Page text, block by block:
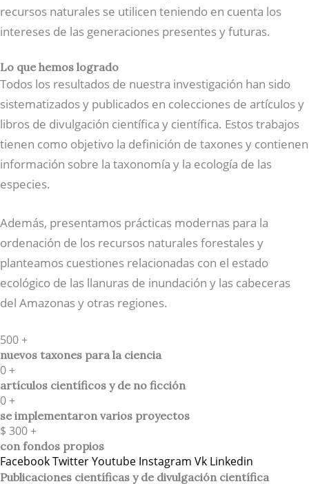
recursos naturales se utilicen teniendo en cuenta los
intereses de las generaciones presentes y futuras.
Lo que hemos logrado
Todos los resultados de nuestra investigación han sido
sistematizados y publicados en colecciones de artículos y
libros de divulgación científica y científica. Estos trabajos
tienen como objetivo la definición de taxones y contienen
información sobre la taxonomía y la ecología de las
especies.
Además, presentamos prácticas modernas para la
ordenación de los recursos naturales forestales y
planteamos cuestiones relacionadas con el estado
ecológico de las llanuras de inundación y las cabeceras
del Amazonas y otras regiones.
500+
nuevos taxones para la ciencia
0+
artículos científicos y de no ficción
0+
se implementaron varios proyectos
$ 300+
con fondos propios
FacebookTwitterYoutube Instagram Vk Linkedin
Publicaciones científicas y de divulgación científica​